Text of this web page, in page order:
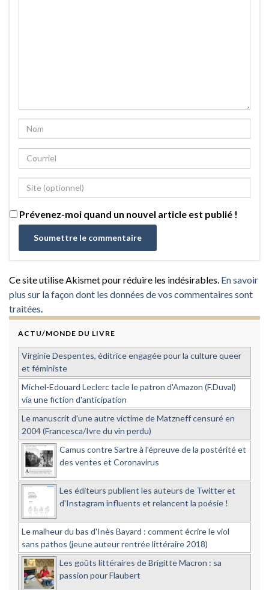
Prévenez-moi quand un nouvel article est publié !
Ce site utilise Akismet pour réduire les indésirables. En savoir
plus sur la façon dont les données de vos commentaires sont
traitées
ACTU/MONDE DU LIVRE
Virginie Despentes, éditrice engagée pour la culture queer
et féministe
Michel-Edouard Leclerc tacle le patron d'Amazon (F.Duval)
via une fiction d'anticipation
Le manuscrit d'une autre victime de Matzneff censuré en
2004 (Francesca/Ivre du vin perdu)
Camus contre Sartre à l'épreuve de la postérité et
des ventes et Coronavirus
Les éditeurs publient les auteurs de Twitter et
d'Instagram influents et relancent la poésie !
Le malheur du bas d'Inès Bayard : comment écrire le viol
sans pathos (jeune auteur rentrée littéraire 2018)
Les goûts littéraires de Brigitte Macron : sa
passion pour Flaubert